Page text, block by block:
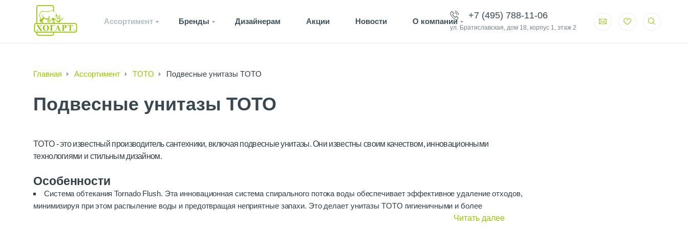
Ассортимент Бренды Дизайнерам Акции Новости О компании
+7 (495) 788-11-06
ул. Братиславская, дом 18, корпус 1, этаж 2
Главная Ассортимент TOTO Подвесные унитазы TOTO
Подвесные унитазы TOTO
TOTO - это известный производитель сантехники, включая подвесные унитазы. Они известны своим качеством, инновационными
технологиями и стильным дизайном.
Особенности
Система обтекания Tornado Flush. Эта инновационная система спирального потока воды обеспечивает эффективное удаление отходов,
минимизируя при этом распыление воды и предотвращая неприятные запахи. Это делает унитазы TOTO гигиеничными и более
Читать далее